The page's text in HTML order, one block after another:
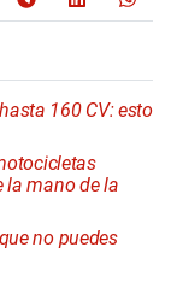
160 CV: esto
la mano de la
no puedes